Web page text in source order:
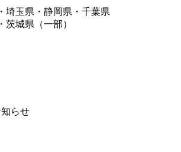
埼玉県・静岡県・千葉県
茨城県（一部）
らせ